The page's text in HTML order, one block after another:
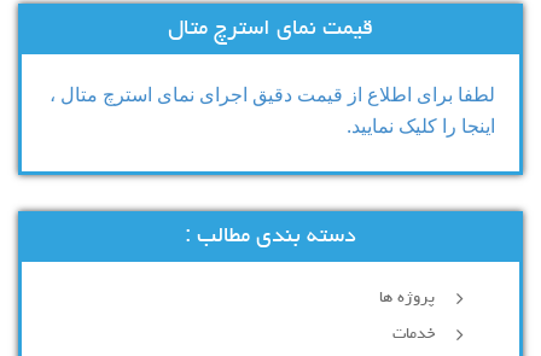
قیمت نمای استرچ متال
لطفا برای اطلاع از قیمت دقیق اجرای نمای استرچ متال ،
اینجا را کلیک نمایید.
دسته بندی مطالب :
پروژه ها
خدمات